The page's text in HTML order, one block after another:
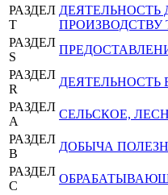
РАЗДЕЛ
T
РАЗДЕЛ
S
РАЗДЕЛ
R
ДЕЯТЕЛЬНОСТЬ
РАЗДЕЛ
A
СЕЛЬСКОЕ,
РАЗДЕЛ
B
ДОБЫЧА
РАЗДЕЛ
C